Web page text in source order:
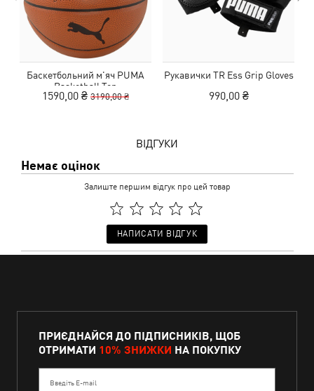
Баскетбольний м'яч PUMA
Basketball Top
1590,00 ₴ 3190,00 ₴
Рукавички TR Ess Grip Gloves
990,00 ₴
ВІДГУКИ
Немає оцінок
Залиште першим відгук про цей товар
НАПИСАТИ ВІДГУК
ПРИЄДНАЙСЯ ДО ПІДПИСНИКІВ, ЩОБ
ОТРИМАТИ 10% ЗНИЖКИ НА ПОКУПКУ
Введіть E-mail